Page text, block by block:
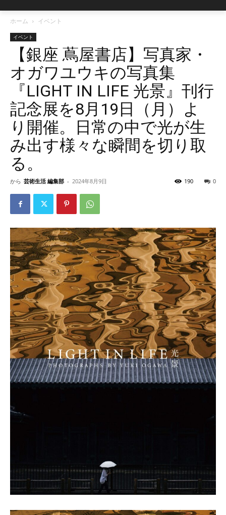
ホーム イベント
イベント
【銀座 蔦屋書店】写真家・
オガワユウキの写真集
『LIGHT IN LIFE 光景』刊行
記念展を8月19日（月）よ
り開催。日常の中で光が生
み出す様々な瞬間を切り取
る。
から 芸術生活 編集部 - 2024年8月9日 0
190